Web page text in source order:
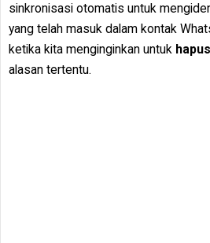
sinkronisasi otomatis untuk
yang telah masuk dalam kontak
ketika kita menginginkan untuk
alasan tertentu.